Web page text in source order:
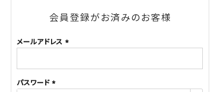
会員登録がお済みのお客様
メールアドレス
須)
パスワード